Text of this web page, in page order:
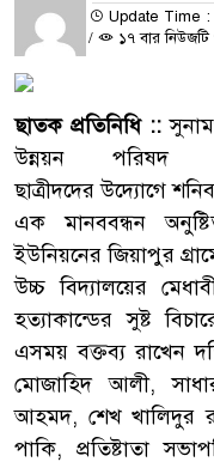
Update Time :
/
১৭ বার
ছাতক প্র‌তি‌নি‌ধি ::
উন্নয়ন পরিষদ
ছাত্রীদদের উদ্যােগে
এক মানববন্ধন
ইউনিয়নের জিয়াপুর
উচ্চ বিদ্যালয়ের
হত্যাকান্ডের সুষ্ট
এসময় বক্তব্য রাখেন
মোজাহিদ আলী,
আহমদ, শেখ খালিদুর
পাকি, প্রতিষ্টাতা